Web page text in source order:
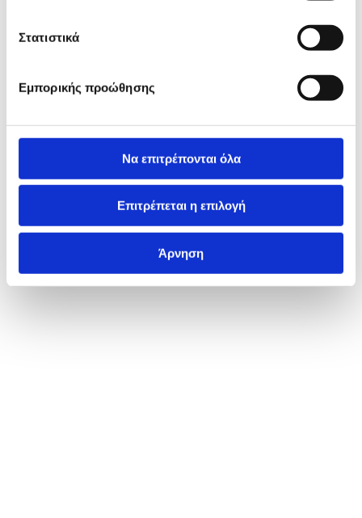
Στατιστικά
Εμπορικής προώθησης
Να επιτρέπονται όλα
Επιτρέπεται η επιλογή
Άρνηση